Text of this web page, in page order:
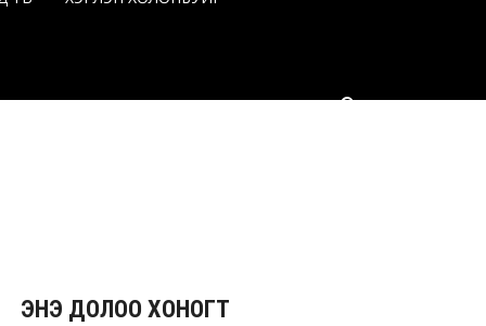
ЭНЭ ДОЛОО ХОНОГТ